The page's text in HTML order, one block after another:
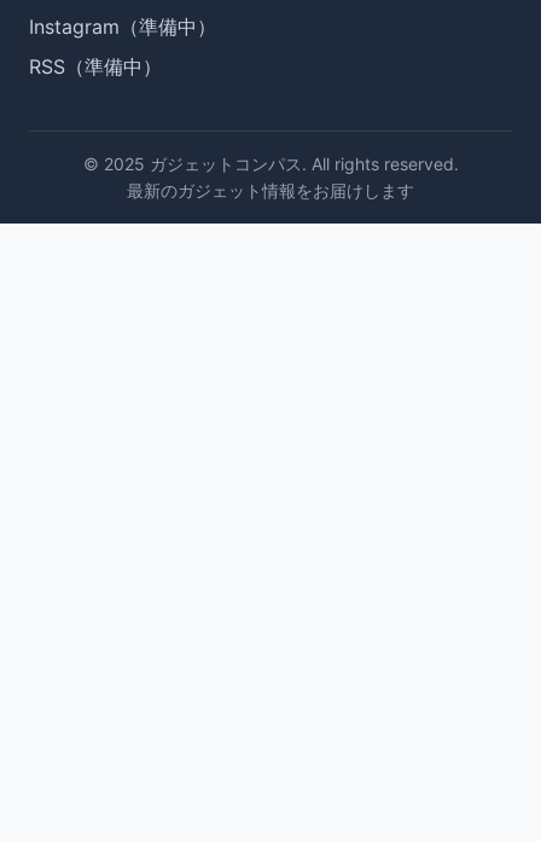
Instagram（準備中）
RSS（準備中）
© 2025 ガジェットコンパス. All rights reserved.
最新のガジェット情報をお届けします